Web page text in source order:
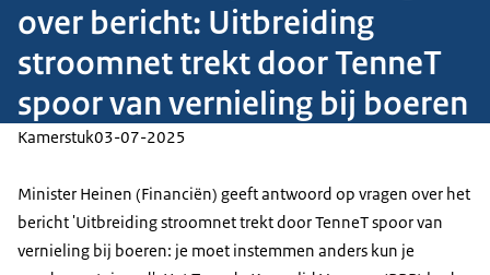
over bericht: Uitbreiding
stroomnet trekt door TenneT
spoor van vernieling bij boeren
Kamerstuk03-07-2025
Minister Heinen (Financiën) geeft antwoord op vragen over het
bericht 'Uitbreiding stroomnet trekt door TenneT spoor van
vernieling bij boeren: je moet instemmen anders kun je